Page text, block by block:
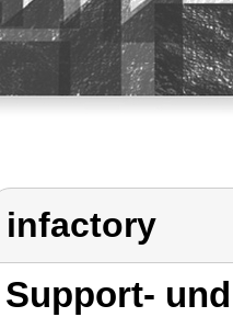
infactory
Support-